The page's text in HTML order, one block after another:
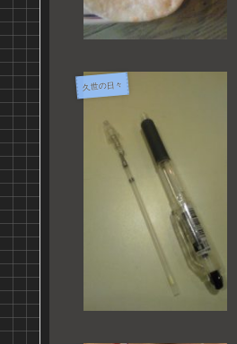
久世の日々